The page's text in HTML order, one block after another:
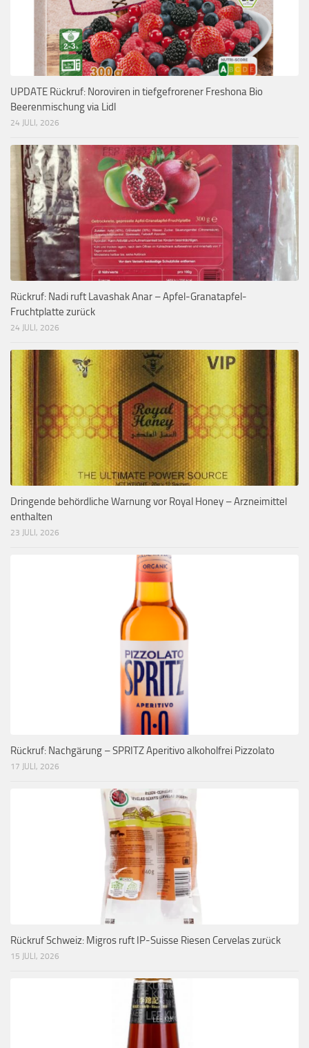
UPDATE Rückruf: Noroviren in tiefgefrorener Freshona Bio
Beerenmischung via Lidl
24 JULI, 2026
Rückruf: Nadi ruft Lavashak Anar – Apfel-Granatapfel-
Fruchtplatte zurück
24 JULI, 2026
Dringende behördliche Warnung vor Royal Honey – Arzneimittel
enthalten
23 JULI, 2026
Rückruf: Nachgärung – SPRITZ Aperitivo alkoholfrei Pizzolato
17 JULI, 2026
Rückruf Schweiz: Migros ruft IP-Suisse Riesen Cervelas zurück
15 JULI, 2026